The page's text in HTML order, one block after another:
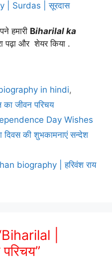
| Surdas | सूरदास
हमारी Biharilal ka
पढ़ा और शेयर किया .
in hindi,
का जीवन परिचय
Day Wishes
की शुभकामनाएं सन्देश
biography | हरिवंश राय
|